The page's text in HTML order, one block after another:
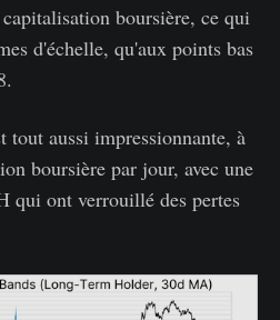
boursière, ce qui
d'échelle, qu'aux points bas
aussi impressionnante, à
boursière par jour, avec une
qui ont verrouillé des pertes